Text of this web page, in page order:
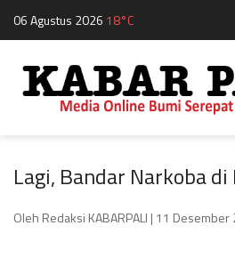
06 Agustus 2026 18°C
Lagi, Bandar Narkoba di
Oleh Redaksi KABARPALI | 11 Desember